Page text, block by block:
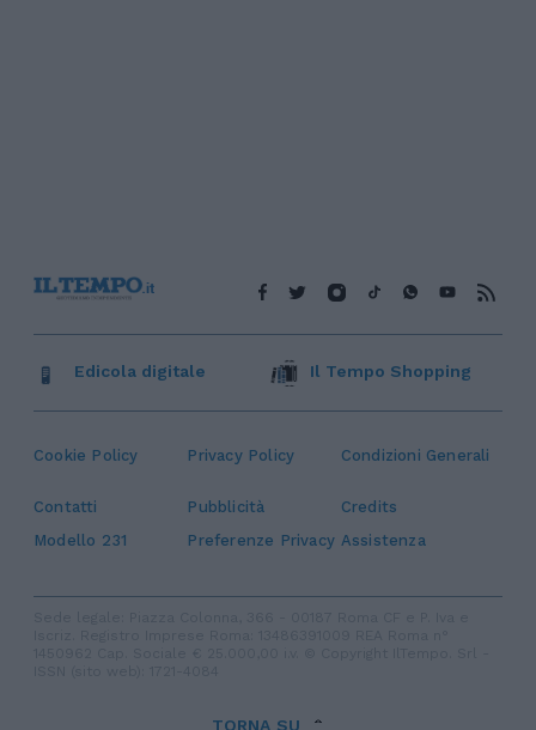
Cookie Policy Privacy Policy Condizioni Generali
Contatti Pubblicità
Credits
Modello 231
Preferenze Privacy Assistenza
Edicola digitale Il Tempo Shopping
TORNA SU